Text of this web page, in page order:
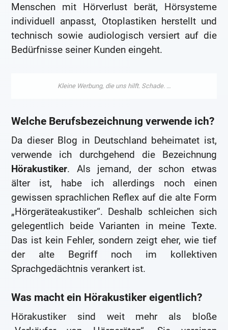
Menschen mit Hörverlust berät, Hörsysteme
individuell anpasst, Otoplastiken herstellt und
technisch sowie audiologisch versiert auf die
Bedürfnisse seiner Kunden eingeht.
Welche Berufsbezeichnung verwende ich?
Da dieser Blog in Deutschland beheimatet ist,
verwende ich durchgehend die Bezeichnung
Hörakustiker. Als jemand, der schon etwas
älter ist, habe ich allerdings noch einen
gewissen sprachlichen Reflex auf die alte Form
„Hörgeräteakustiker“. Deshalb schleichen sich
gelegentlich beide Varianten in meine Texte.
Das ist kein Fehler, sondern zeigt eher, wie tief
der alte Begriff noch im kollektiven
Sprachgedächtnis verankert ist.
Was macht ein Hörakustiker eigentlich?
Hörakustiker sind weit mehr als bloße